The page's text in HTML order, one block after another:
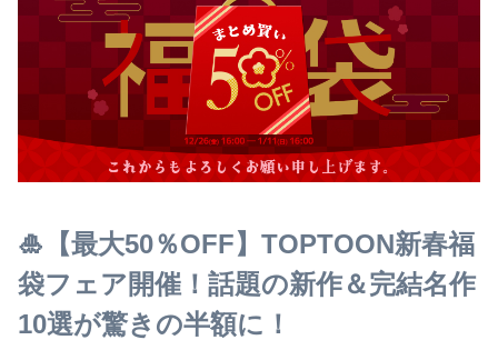
🎍【最大50％OFF】TOPTOON新春福
袋フェア開催！話題の新作＆完結名作
10選が驚きの半額に！